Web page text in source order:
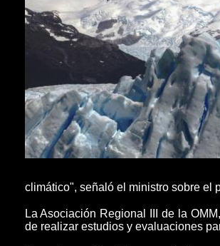
climático", señaló el ministro sobre el
La Asociación Regional III de la
de realizar estudios y evaluaciones